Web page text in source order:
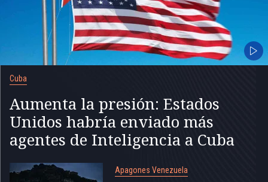
Cuba
Aumenta la presión: Estados
Unidos habría enviado más
agentes de Inteligencia a Cuba
Apagones Venezuela